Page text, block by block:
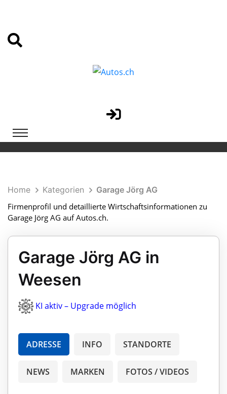
Home Kategorien
Garage Jörg AG
Firmenprofil und detaillierte Wirtschaftsinformationen zu
Garage Jörg AG auf Autos.ch.
Garage Jörg AG in
Weesen
KI aktiv – Upgrade möglich
ADRESSE INFO STANDORTE
NEWS MARKEN FOTOS / VIDEOS